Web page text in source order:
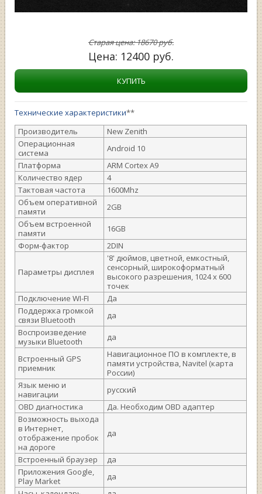
Старая цена:18670руб.
Цена: 12400 руб.
КУПИТЬ
Технические характеристики**
Производитель
New Zenith
Операционная
система
Android 10
Платформа
ARM Cortex A9
Количество ядер
4
Тактовая частота
1600Mhz
Объем оперативной
памяти
2GB
Объем встроенной
памяти
16GB
Форм-фактор
2DIN
Параметры дисплея
'8' дюймов, цветной, емкостный,
сенсорный, широкоформатный
высокого разрешения, 1024 х 600
точек
Подключение WI-FI
Да
Поддержка громкой
связи Bluetooth
да
Воспроизведение
музыки Bluetooth
да
Встроенный GPS
приемник
Навигационное ПО в комплекте, в
памяти устройства, Navitel (карта
России)
Язык меню и
навигации
русский
OBD диагностика
Да. Необходим OBD адаптер
Возможность выхода
в Интернет,
отображение пробок
на дороге
да
Встроенный браузер
да
Приложения Google,
Play Market
да